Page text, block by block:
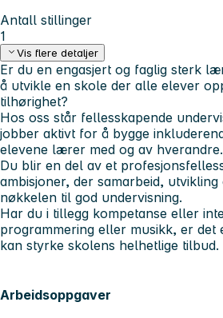
Antall stillinger
1
Vis flere detaljer
Er du en engasjert og faglig sterk
å utvikle en skole der alle elever
tilhørighet?
Hos oss står fellesskapende
jobber aktivt for å bygge
elevene lærer med og av hverandre.
Du blir en del av et
ambisjoner, der samarbeid,
nøkkelen til god undervisning.
Har du i tillegg kompetanse eller
programmering eller musikk, er det
kan styrke skolens helhetlige tilbud.
Arbeidsoppgaver